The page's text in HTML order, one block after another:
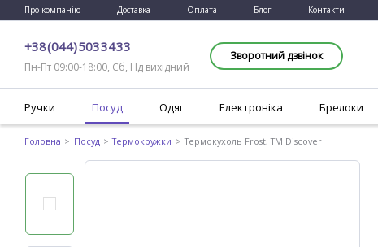
Про компанію Доставка Оплата Блог Контакти
+38 (044) 503 34 33
Пн-Пт 09:00-18:00, Сб, Нд вихідний
Зворотний дзвінок
Ручки Посуд Одяг Електроніка Брелоки
Головна Посуд Термокружки Термокухоль Frost, TM Discover